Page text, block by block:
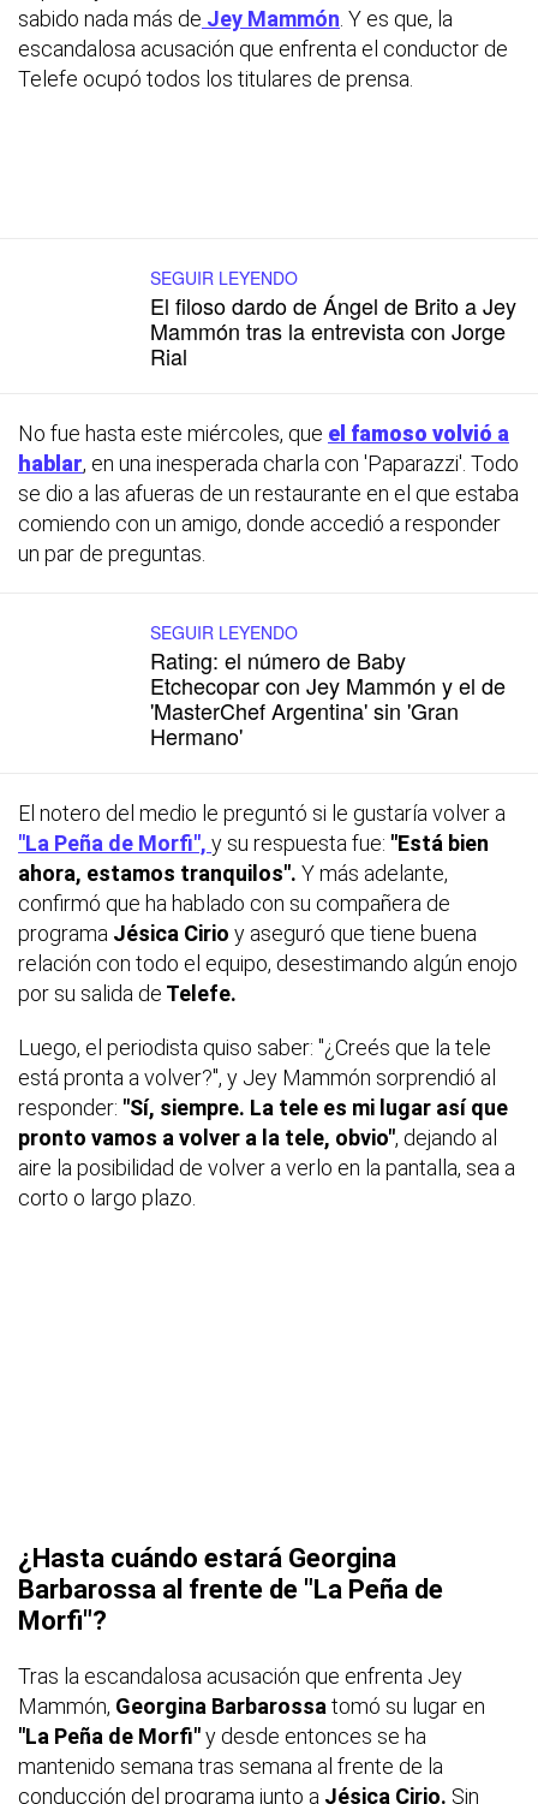
sabido nada más de Jey Mammón . Y es que, la
escandalosa acusación que enfrenta el conductor de
Telefe ocupó todos los titulares de prensa.
SEGUIR LEYENDO
El filoso dardo de Ángel de Brito a Jey
Mammón tras la entrevista con Jorge
Rial
No fue hasta este miércoles, que el famoso volvió a
hablar, en una inesperada charla con 'Paparazzi'. Todo
se dio a las afueras de un restaurante en el que estaba
comiendo con un amigo, donde accedió a responder
un par de preguntas.
SEGUIR LEYENDO
Rating: el número de Baby
Etchecopar con Jey Mammón y el de
'MasterChef Argentina' sin 'Gran
Hermano'
El notero del medio le preguntó si le gustaría volver a
"La Peña de Morfi", y su respuesta fue: "Está bien
ahora, estamos tranquilos". Y más adelante,
confirmó que ha hablado con su compañera de
programa Jésica Cirio y aseguró que tiene buena
relación con todo el equipo, desestimando algún enojo
por su salida de Telefe.
Luego, el periodista quiso saber: "¿Creés que la tele
está pronta a volver?", y Jey Mammón sorprendió al
responder: "Sí, siempre. La tele es mi lugar así que
pronto vamos a volver a la tele, obvio", dejando al
aire la posibilidad de volver a verlo en la pantalla, sea a
corto o largo plazo.
¿Hasta cuándo estará Georgina
Barbarossa al frente de "La Peña de
Morfi"?
Tras la escandalosa acusación que enfrenta Jey
Mammón, Georgina Barbarossa tomó su lugar en
"La Peña de Morfi"y desde entonces se ha
mantenido semana tras semana al frente de la
conducción del programa junto a Jésica Cirio. Sin